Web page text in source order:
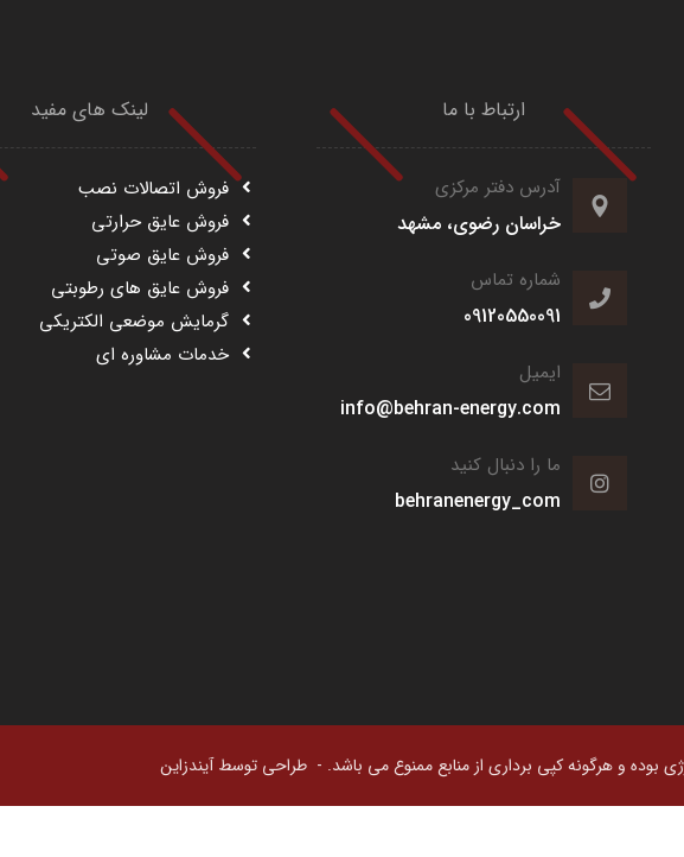
ارتباط با ما
آدرس دفتر مرکزی
خراسان رضوی، مشهد
شماره تماس
09120550091
ایمیل
info@behran-energy.com
ما را دنبال کنید
behranenergy_com
لینک های مفید
فروش اتصالات نصب
فروش عایق حرارتی
فروش عایق صوتی
فروش عایق های رطوبتی
گرمایش موضعی الکتریکی
خدمات مشاوره ای
بوده و هرگونه کپی برداری از منابع ممنوع می باشد. -طراحی توسط آیندزاین